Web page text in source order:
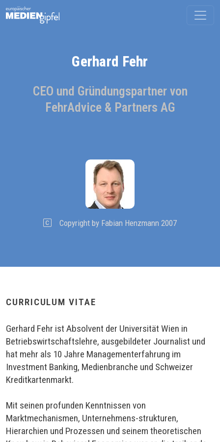
Gerhard Fehr
CEO und Gründungspartner von
FehrAdvice & Partners AG
Copyright by Fabian Henzmann 2007
CURRICULUM VITAE
Gerhard Fehr ist Absolvent der Universität Wien in
Betriebswirtschaftslehre, ausgebildeter Journalist und
hat mehr als 10 Jahre Managementerfahrung im
Investment Banking, Medienbranche und Schweizer
Kreditkartenmarkt.
Mit seinen profunden Kenntnissen von
Marktmechanismen, Unternehmens-strukturen,
Hierarchien und Prozessen und seinem theoretischen